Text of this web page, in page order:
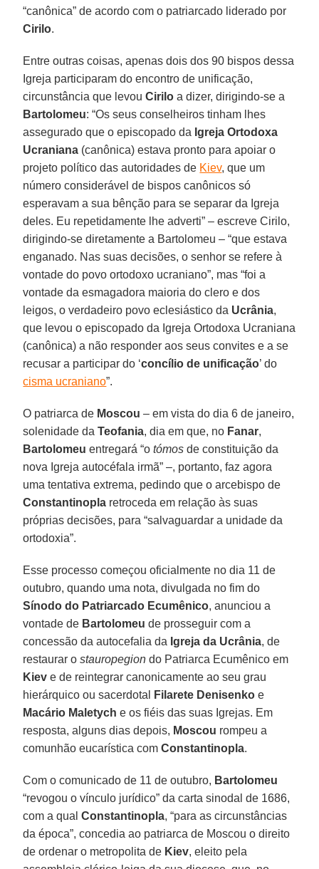
“canônica” de acordo com o patriarcado liderado por
Cirilo.
Entre outras coisas, apenas dois dos 90 bispos dessa
Igreja participaram do encontro de unificação,
circunstância que levouCirilo a dizer, dirigindo-se a
Bartolomeu: “Os seus conselheiros tinham lhes
assegurado que o episcopado da Igreja Ortodoxa
Ucraniana (canônica) estava pronto para apoiar o
projeto político das autoridades de Kiev, que um
número considerável de bispos canônicos só
esperavam a sua bênção para se separar da Igreja
deles. Eu repetidamente lhe adverti” – escreve Cirilo,
dirigindo-se diretamente a Bartolomeu – “que estava
enganado. Nas suas decisões, o senhor se refere à
vontade do povo ortodoxo ucraniano”, mas “foi a
vontade da esmagadora maioria do clero e dos
leigos, o verdadeiro povo eclesiástico da Ucrânia,
que levou o episcopado da Igreja Ortodoxa Ucraniana
(canônica) a não responder aos seus convites e a se
recusar a participar do ‘concílio de unificação’ do
cisma ucraniano”.
O patriarca de Moscou – em vista do dia 6 de janeiro,
solenidade daTeofania, dia em que, no Fanar,
Bartolomeu entregará “otómos de constituição da
nova Igreja autocéfala irmã” –, portanto, faz agora
uma tentativa extrema, pedindo que o arcebispo de
Constantinopla retroceda em relação às suas
próprias decisões, para “salvaguardar a unidade da
ortodoxia”.
Esse processo começou oficialmente no dia 11 de
outubro, quando uma nota, divulgada no fim do
Sínodo do Patriarcado Ecumênico, anunciou a
vontade de Bartolomeu de prosseguir com a
concessão da autocefalia da Igreja da Ucrânia, de
restaurar ostauropegion do Patriarca Ecumênico em
Kiev e de reintegrar canonicamente ao seu grau
hierárquico ou sacerdotal
Filarete Denisenko e
Macário Maletych e os fiéis das suas Igrejas. Em
resposta, alguns dias depois, Moscou rompeu a
comunhão eucarística comConstantinopla.
Com o comunicado de 11 de outubro, Bartolomeu
“revogou o vínculo jurídico” da carta sinodal de 1686,
com a qualConstantinopla, “para as circunstâncias
da época”, concedia ao patriarca de Moscou o direito
de ordenar o metropolita de Kiev, eleito pela